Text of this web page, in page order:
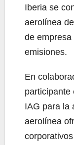
Iberia se
aerolínea
de
emisiones.
En
participante
IAG para la
aerolínea